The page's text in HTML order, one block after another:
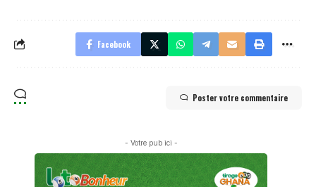
Facebook
Poster votre commentaire
- Votre pub ici -